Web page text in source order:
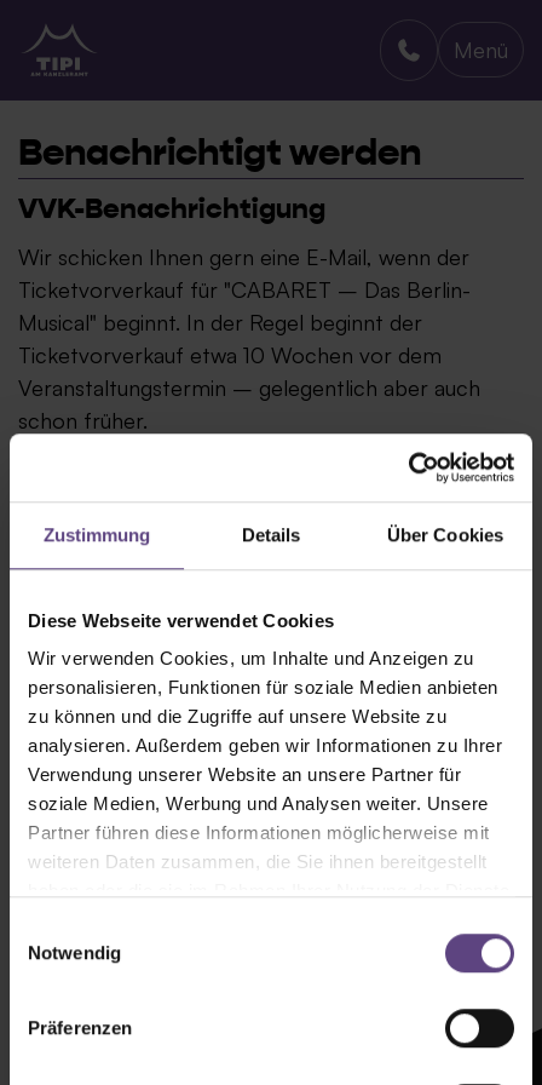
Zustimmung Details Über Cookies
Diese Webseite verwendet Cookies
Wir verwenden Cookies, um Inhalte und Anzeigen zu
personalisieren, Funktionen für soziale Medien anbieten
zu können und die Zugriffe auf unsere Website zu
analysieren. Außerdem geben wir Informationen zu Ihrer
Verwendung unserer Website an unsere Partner für
soziale Medien, Werbung und Analysen weiter. Unsere
Partner führen diese Informationen möglicherweise mit
weiteren Daten zusammen, die Sie ihnen bereitgestellt
Notwendig
Präferenzen
TIPI AM KANZLERAMT
Menü
Benachrichtigt werden
VVK-Benachrichtigung
Wir schicken Ihnen gern eine E-Mail, wenn der
Ticketvorverkauf für "CABARET – Das Berlin-
Musical" beginnt. In der Regel beginnt der
Ticketvorverkauf etwa 10 Wochen vor dem
Veranstaltungstermin – gelegentlich aber auch
schon früher.
Newsletter mit
Zeltenheitswert
Newsletter abonnieren